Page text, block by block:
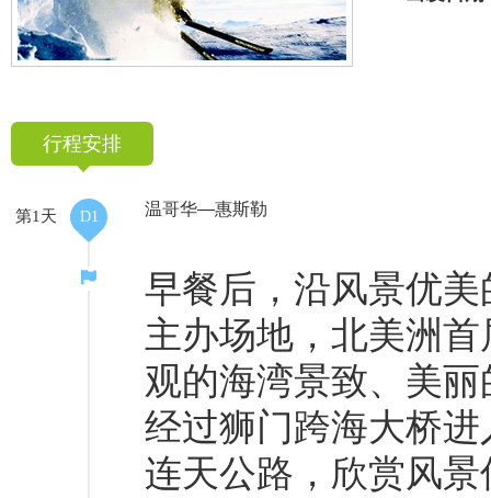
行程安排
第1天 D1 温哥华—惠斯勒
早餐后，沿风景优
主办场地，北美洲
观的海湾景致、美丽
经过狮门跨海大桥进
连天公路，欣赏风